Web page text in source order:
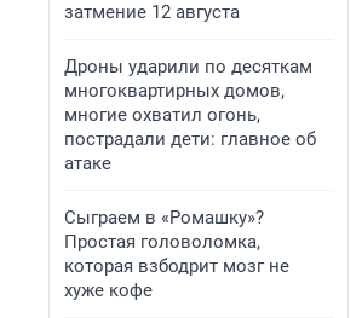
затмение 12 августа
Дроны ударили по десяткам
многоквартирных домов,
многие охватил огонь,
пострадали дети: главное об
атаке
Сыграем в «Ромашку»?
Простая головоломка,
которая взбодрит мозг не
хуже кофе